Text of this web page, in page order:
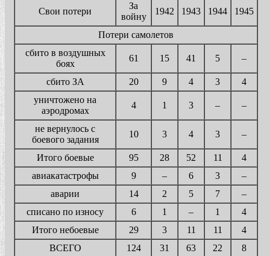
Свои потери
За
войну
1942 1943 1944 1945
Потери самолетов
сбито в воздушных
боях
61 15 41 5 –
сбито ЗА 20 9 4 3
4
уничтожено на
аэродромах
4 1 3 – –
не вернулось с
боевого задания
10 3 4 3 –
Итого боевые 95 28 52 11
4
авиакатастрофы
9 – 6 3
–
аварии
14 2 5 7
–
списано по износу
6 1 – 1
4
Итого небоевые
29 3 11 11
4
ВСЕГО
124 31 63 22
8